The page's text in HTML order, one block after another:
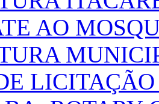
AO
LICITAÇÃO